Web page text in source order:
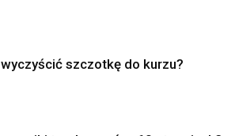
szczotkę do kurzu?